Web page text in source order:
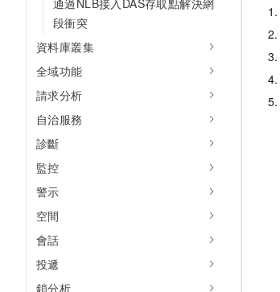
通過NLB接入DAS存取點解決網
段衝突
資料庫叢集
全域功能
請求分析
自治服務
診斷
監控
警示
空間
會話
投遞
鎖分析